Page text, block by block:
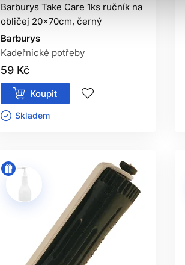
Barburys Take Care 1ks ručník na
obličej 20x70cm, černý
Barburys
Kadeřnické potřeby
59 Kč
Koupit
Skladem ㅤ